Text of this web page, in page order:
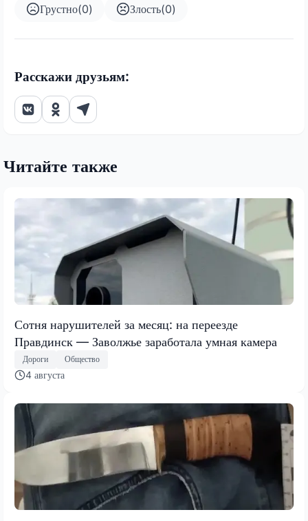
Грустно(0) Злость(0)
Расскажи друзьям:
Читайте также
Сотня нарушителей за месяц: на переезде
Правдинск — Заволжье заработала умная камера
Дороги Общество
4 августа